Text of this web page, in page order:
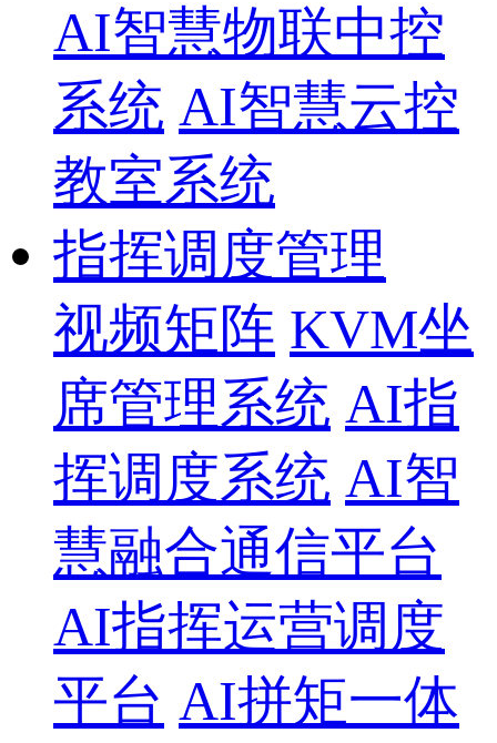
AI智慧物联中控
系统 AI智慧云控
教室系统
指挥调度管理
视频矩阵 KVM坐
席管理系统 AI指
挥调度系统 AI智
慧融合通信平台
AI指挥运营调度
平台 AI拼矩一体